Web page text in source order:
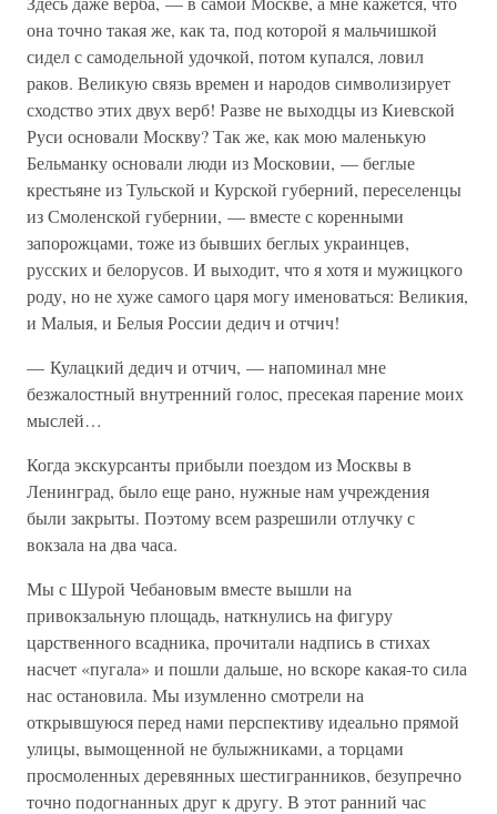
она точно такая же, как та, под которой я мальчишкой
сидел с самодельной удочкой, потом купался, ловил
раков. Великую связь времен и народов символизирует
сходство этих двух верб! Разве не выходцы из Киевской
Руси основали Москву? Так же, как мою маленькую
Бельманку основали люди из Московии, — беглые
крестьяне из Тульской и Курской губерний, переселенцы
из Смоленской губернии, — вместе с коренными
запорожцами, тоже из бывших беглых украинцев,
русских и белорусов. И выходит, что я хотя и мужицкого
роду, но не хуже самого царя могу именоваться: Великия,
и Малыя, и Белыя России дедич и отчич!
— Кулацкий дедич и отчич, — напоминал мне
безжалостный внутренний голос, пресекая парение моих
мыслей…
Когда экскурсанты прибыли поездом из Москвы в
Ленинград, было еще рано, нужные нам учреждения
были закрыты. Поэтому всем разрешили отлучку с
вокзала на два часа.
Мы с Шурой Чебановым вместе вышли на
привокзальную площадь, наткнулись на фигуру
царственного всадника, прочитали надпись в стихах
насчет «пугала» и пошли дальше, но вскоре какая-то сила
нас остановила. Мы изумленно смотрели на
открывшуюся перед нами перспективу идеально прямой
улицы, вымощенной не булыжниками, а торцами
просмоленных деревянных шестигранников, безупречно
точно подогнанных друг к другу. В этот ранний час